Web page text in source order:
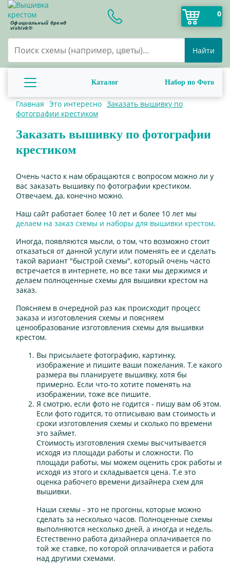
Официальный бренд
vishivk®
0
Найти
Каталог Набор по Фото
Главная Это интересно Заказать вышивку по
фотографии крестиком
Заказать вышивку по фотографии
крестиком
Очень часто к нам обращаются с вопросом можно ли у
вас заказать вышивку по фотографии крестиком.
Отвечаем, да, конечно можно.
Наш сайт работает более 10 лет и более 10 лет мы
делаем на заказ схемы и наборы для вышивки крестом.
Иногда, появляются мысли, о том, что возможно стоит
отказаться от данной услуги или поменять ее и сделать
такой вариант "быстрой схемы", который очень часто
встречается в интернете, но все таки мы держимся и
делаем полноценные схемы для вышивки крестом на
заказ.
Поясняем в очередной раз как происходит процесс
заказа и изготовления схемы и поясняем
ценообразование изготовления схемы для вышивки
крестом.
Вы присылаете фотографию, картинку,
изображение и пишите ваши пожелания. Т.е какого
размера вы планируете вышивку, хотя бы
примерно. Если что-то хотите поменять на
изображении, тоже все пишите.
Я смотрю, если фото не годится - пишу вам об этом.
Если фото годится, то отписываю вам стоимость и
сроки изготовления схемы и сколько по времени
это займет.
Стоимость изготовления схемы высчитывается
исходя из площади работы и сложности. По
площади работы, мы можем оценить срок работы и
исходя из этого и складывается цена. Т.е это
оценка рабочего времени дизайнера схем для
вышивки.
Наши схемы - это не прогоны, которые можно
сделать за несколько часов. Полноценные схемы
выполняются несколько дней, а иногда и недель.
Естественно работа дизайнера оплачивается по
той же ставке, по которой оплачивается и работа
над другими схемами.